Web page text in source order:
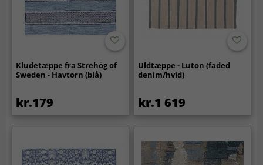
Kludetæppe fra Strehög of
Sweden - Havtorn (blå)
kr.179
Uldtæppe - Luton (faded
denim/hvid)
kr.1 619